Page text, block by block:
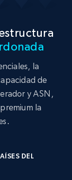
la
de
y ASN,
premium la
DEL